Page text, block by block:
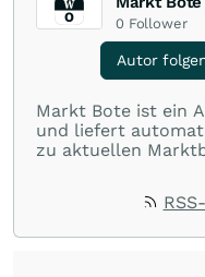
0 Follower
Autor
Markt Bote ist ein
und liefert
zu aktuellen
stehen Tops und
Rohstoffe oder